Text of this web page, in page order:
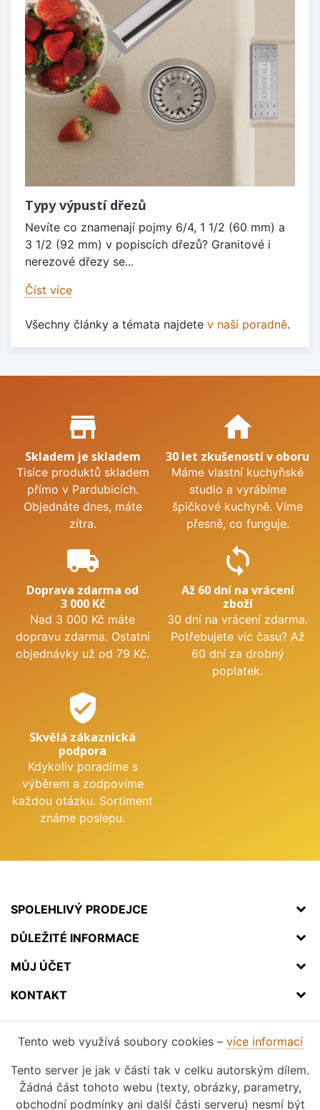
Typy výpustí dřezů
Nevíte co znamenají pojmy 6/4, 1 1/2 (60 mm) a
3 1/2 (92 mm) v popiscích dřezů? Granitové i
nerezové dřezy se...
Číst více
Všechny články a témata najdete v naší poradně.
Proč nakupovat u nás?
store_mall_directory
Skladem je skladem
Tisíce produktů skladem
přímo v Pardubicích.
Objednáte dnes, máte
zítra.
home
30 let zkušeností v oboru
Máme vlastní kuchyňské
studio a vyrábíme
špičkové kuchyně. Víme
přesně, co funguje.
local_shipping
Doprava zdarma od
3 000 Kč
Nad 3 000 Kč máte
dopravu zdarma. Ostatní
objednávky už od 79 Kč.
sync
Až 60 dní na vrácení
zboží
30 dní na vrácení zdarma.
Potřebujete víc času? Až
60 dní za drobný
poplatek.
verified_user
Skvělá zákaznická
podpora
Kdykoliv poradíme s
výběrem a zodpovíme
každou otázku. Sortiment
známe poslepu.
SPOLEHLIVÝ PRODEJCE
DŮLEŽITÉ INFORMACE
MŮJ ÚČET
KONTAKT
Tento web využívá soubory cookies – více informací
Tento server je jak v části tak v celku autorským dílem.
Žádná část tohoto webu (texty, obrázky, parametry,
obchodní podmínky ani další části serveru) nesmí být